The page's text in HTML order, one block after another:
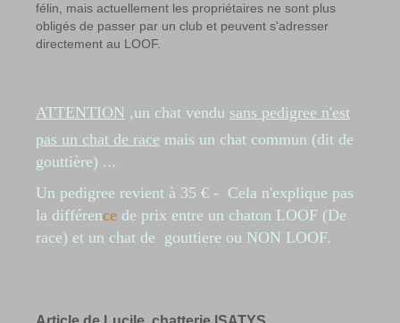
félin, mais actuellement les propriétaires ne sont plus
obligés de passer par un club et peuvent s'adresser
directement au LOOF.
ATTENTION ,un chat vendu sans pedigree n'est
pas un chat de race mais un chat commun (dit de
gouttière) ...
Un pedigree revient à 35 € - Cela n'explique pas
la différence de prix entre un chaton LOOF (De
race) et un chat de gouttiere ou NON LOOF.